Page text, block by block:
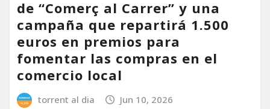
de “Comerç al Carrer” y una
campaña que repartirá 1.500
euros en premios para
fomentar las compras en el
comercio local
torrent al dia Jun 10, 2026